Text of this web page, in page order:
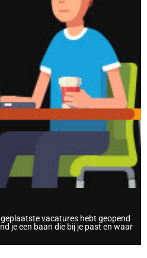
vacatures hebt geopend
je een baan die bij je past en waar